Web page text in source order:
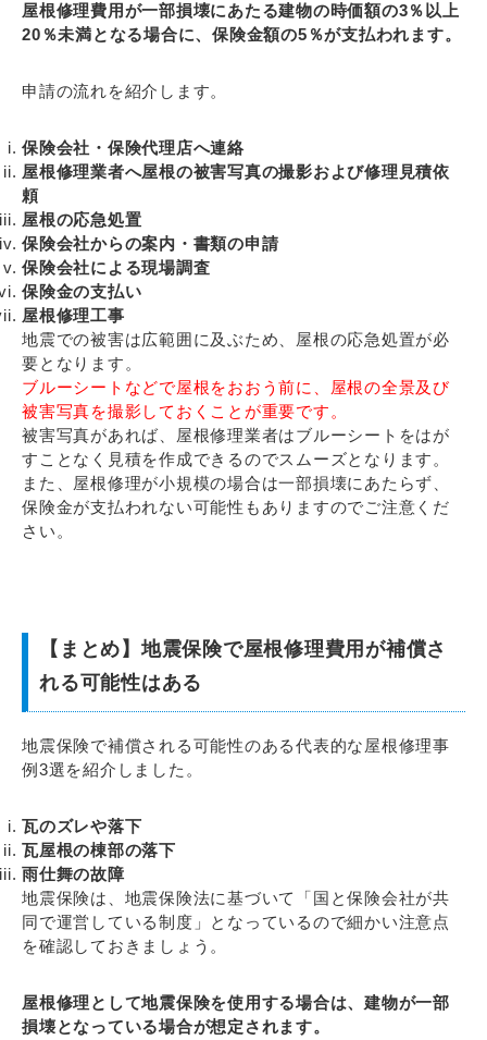
屋根修理費用が一部損壊にあたる建物の時価額の3％以上
20％未満となる場合に、保険金額の5％が支払われます。
申請の流れを紹介します。
保険会社・保険代理店へ連絡
屋根修理業者へ屋根の被害写真の撮影および修理見積依
頼
屋根の応急処置
保険会社からの案内・書類の申請
保険会社による現場調査
保険金の支払い
屋根修理工事
地震での被害は広範囲に及ぶため、屋根の応急処置が必
要となります。
ブルーシートなどで屋根をおおう前に、屋根の全景及び
被害写真を撮影しておくことが重要です。
被害写真があれば、屋根修理業者はブルーシートをはが
すことなく見積を作成できるのでスムーズとなります。
また、屋根修理が小規模の場合は一部損壊にあたらず、
保険金が支払われない可能性もありますのでご注意くだ
さい。
【まとめ】地震保険で屋根修理費用が補償さ
れる可能性はある
地震保険で補償される可能性のある代表的な屋根修理事
例3選を紹介しました。
瓦のズレや落下
瓦屋根の棟部の落下
雨仕舞の故障
地震保険は、地震保険法に基づいて「国と保険会社が共
同で運営している制度」となっているので細かい注意点
を確認しておきましょう。
屋根修理として地震保険を使用する場合は、建物が一部
損壊となっている場合が想定されます。